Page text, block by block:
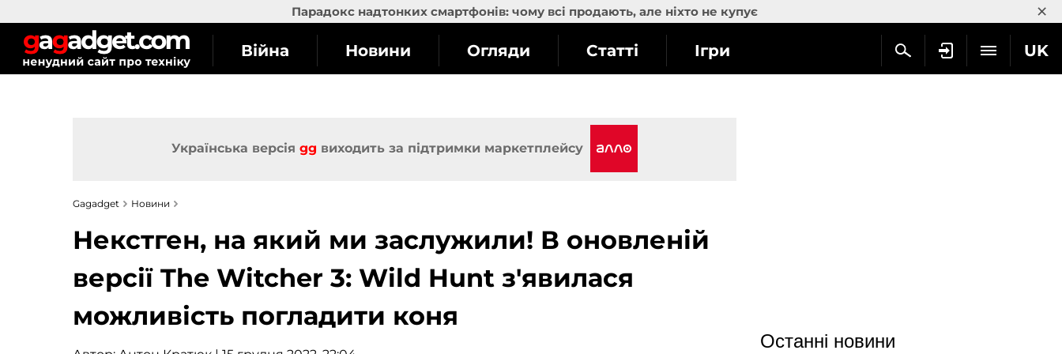
Парадокс надтонких смартфонів: чому всі продають, але ніхто не купує ×
UK
Війна Новини Огляди Статті Ігри
Українська версія gg виходить за підтримки маркетплейсу
Gagadget Новини
Некстген, на який ми заслужили! В оновленій
версії The Witcher 3: Wild Hunt з'явилася
можливість погладити коня
Останні новини